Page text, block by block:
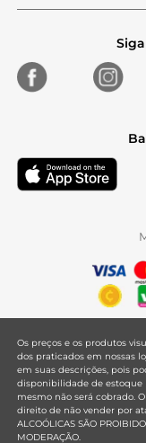
Os preços e os produtos
dos praticados em nossas
em suas descrições, pois
disponibilidade de estoque
mesmo não será cobrado.
direito de não vender por
ALCOÓLICAS SÃO
MODERAÇÃO.